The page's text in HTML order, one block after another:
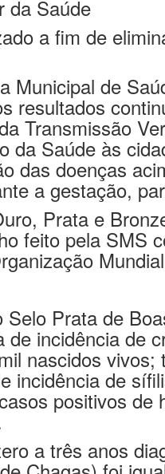
a fim de
de
Transmissão
Saúde às
das doenças
a gestação,
Prata e
feito pela SMS
Prata de
incidência de
nascidos vivos;
incidência de
positivos de
a três anos
Chagas) foi